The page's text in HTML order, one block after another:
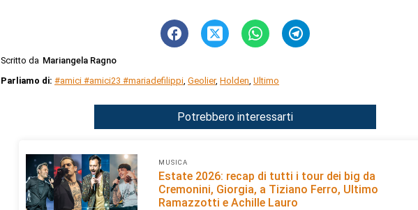
Scritto da Mariangela Ragno
Parliamo di: #amici #amici23 #mariadefilippi, Geolier, Holden, Ultimo
Potrebbero interessarti
MUSICA
Estate 2026: recap di tutti i tour dei big da
Cremonini, Giorgia, a Tiziano Ferro, Ultimo
Ramazzotti e Achille Lauro